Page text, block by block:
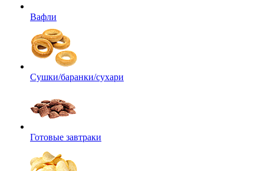
Вафли
Сушки/баранки/сухари
Готовые завтраки